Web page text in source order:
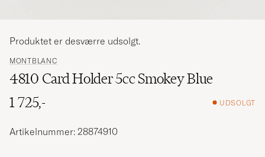
MONTBLANC
4810 Card Holder 5cc Smokey Blue
1 725,-
UDSOLGT
Produktet er desværre udsolgt.
Artikelnummer: 28874910